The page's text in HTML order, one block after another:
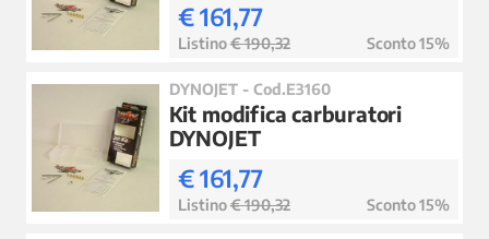
€ 161,77
Listino€ 190,32 Sconto 15%
DYNOJET - Cod.E3160
Kit modifica carburatori
DYNOJET
€ 161,77
Listino€ 190,32 Sconto 15%